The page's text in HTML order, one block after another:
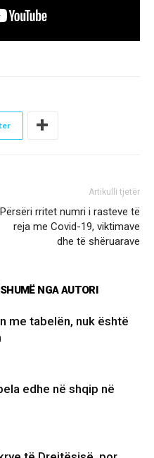
Artikulli tjetër
Përsëri rritet numri i rasteve të
reja me Covid-19, viktimave
dhe të shëruarave
NGA AUTORI
me tabelën, nuk është
edhe në shqip në